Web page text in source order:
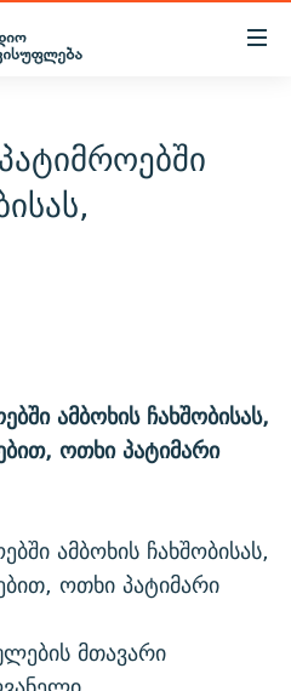
ᲛᲔᲑᲠᲫᲝᲚᲔᲑᲘ - 2022
19
ᲘᲡᲢᲝᲠᲘᲐ
ამბოხის ჩახშობისას,
ოთხი პატიმარი
ამბოხის ჩახშობისას,
ოთხი პატიმარი
მთავარი